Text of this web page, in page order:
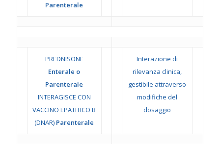
Parenterale
PREDNISONE
Enterale o
Parenterale
INTERAGISCE CON
VACCINO EPATITICO B
(DNAR) Parenterale
Interazione di
rilevanza clinica,
gestibile attraverso
modifiche del
dosaggio